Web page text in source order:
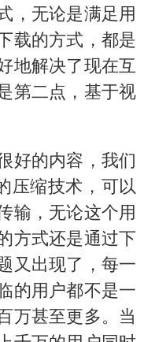
，无论是满足用
载的方式，都是
地解决了现在互
第二点，基于视
好的内容，我们
压缩技术，可以
输，无论这个用
方式还是通过下
又出现了，每一
的用户都不是一
万甚至更多。当